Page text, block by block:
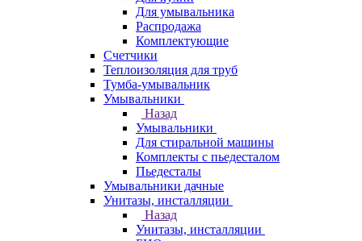
Для умывальника
Распродажа
Комплектующие
Счетчики
Теплоизоляция для труб
Тумба-умывальник
Умывальники
Назад
Умывальники
Для стиральной машины
Комплекты с пьедесталом
Пьедесталы
Умывальники дачные
Унитазы, инсталляции
Назад
Унитазы, инсталляции